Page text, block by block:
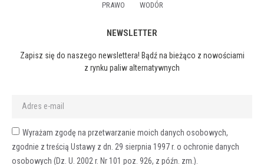
PRAWO
WODÓR
NEWSLETTER
Zapisz się do naszego newslettera! Bądź na bieżąco z nowościami
z rynku paliw alternatywnych
Wyrażam zgodę na przetwarzanie moich danych osobowych,
zgodnie z treścią Ustawy z dn. 29 sierpnia 1997 r. o ochronie danych
osobowych (Dz. U. 2002 r. Nr 101 poz. 926, z późn. zm.).